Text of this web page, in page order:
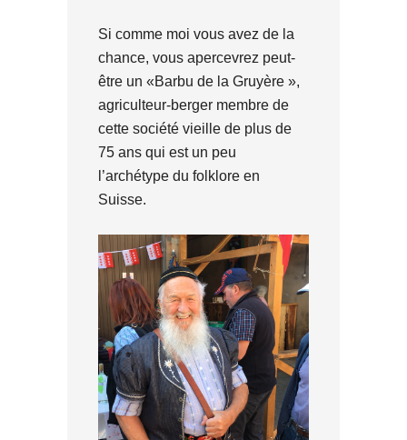
Si comme moi vous avez de la
chance, vous apercevrez peut-
être un «Barbu de la Gruyère »,
agriculteur-berger membre de
cette société vieille de plus de
75 ans qui est un peu
l’archétype du folklore en
Suisse.